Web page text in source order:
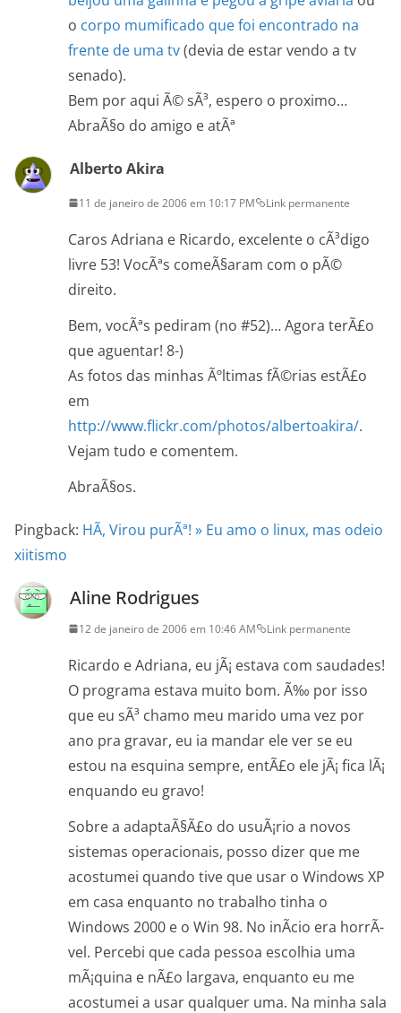
o corpo mumificado que foi encontrado na
frente de uma tv(devia de estar vendo a tv
senado).
Bem por aqui Ã© sÃ³, espero o proximo…
AbraÃ§o do amigo e atÃª
Alberto Akira
11 de janeiro de 2006 em 10:17 PM Link permanente
Caros Adriana e Ricardo, excelente o cÃ³digo
livre 53! VocÃªs comeÃ§aram com o pÃ©
direito.
Bem, vocÃªs pediram (no #52)… Agora terÃ£o
que aguentar! 8-)
As fotos das minhas Ãºltimas fÃ©rias estÃ£o
em
http://www.flickr.com/photos/albertoakira/.
Vejam tudo e comentem.
AbraÃ§os.
Pingback: HÃ­, Virou purÃª! » Eu amo o linux, mas odeio
xiitismo
Aline Rodrigues
12 de janeiro de 2006 em 10:46 AM Link permanente
Ricardo e Adriana, eu jÃ¡ estava com saudades!
O programa estava muito bom. Ã‰ por isso
que eu sÃ³ chamo meu marido uma vez por
ano pra gravar, eu ia mandar ele ver se eu
estou na esquina sempre, entÃ£o ele jÃ¡ fica lÃ¡
enquando eu gravo!
Sobre a adaptaÃ§Ã£o do usuÃ¡rio a novos
sistemas operacionais, posso dizer que me
acostumei quando tive que usar o Windows XP
em casa enquanto no trabalho tinha o
Windows 2000 e o Win 98. No inÃ­cio era horrÃ­
vel. Percebi que cada pessoa escolhia uma
mÃ¡quina e nÃ£o largava, enquanto eu me
acostumei a usar qualquer uma. Na minha sala